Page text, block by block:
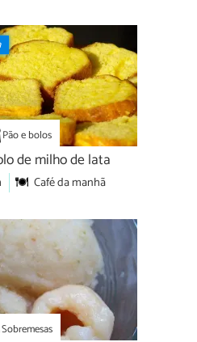
Pão e bolos
de milho de lata
Café da manhã
Sobremesas